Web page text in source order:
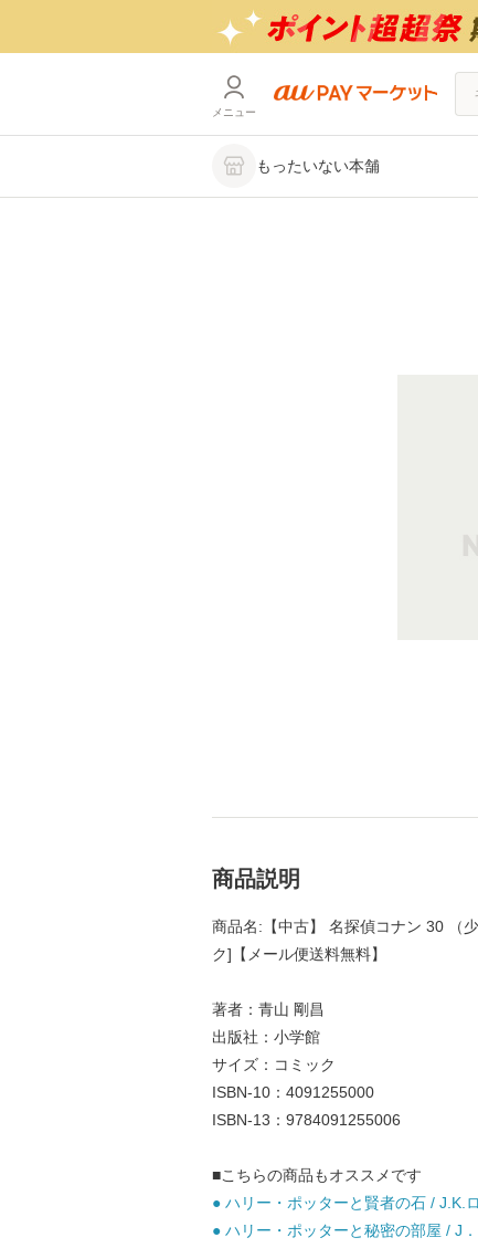
メニュー
もったいない本舗
商品説明
商品名:【中古】 名探偵コナン 30 （
ク]【メール便送料無料】
著者：青山 剛昌
出版社：小学館
サイズ：コミック
ISBN-10：4091255000
ISBN-13：9784091255006
■こちらの商品もオススメです
● ハリー・ポッターと賢者の石 / J.K.
● ハリー・ポッターと秘密の部屋 / J